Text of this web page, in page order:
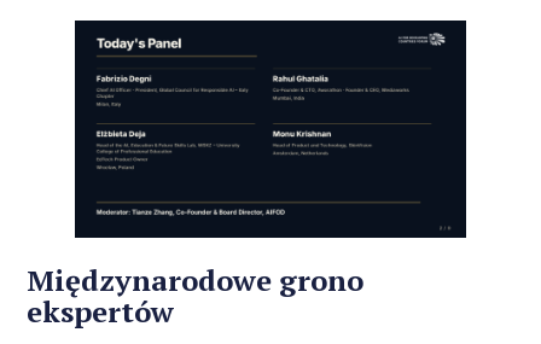
Międzynarodowe grono
ekspertów